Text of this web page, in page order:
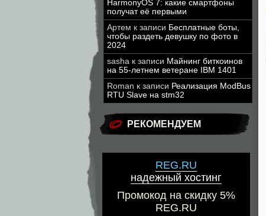
HarmonyOS 7: какие смартфоны
получат её первыми
Артем к записи Бесплатные боты,
чтобы раздеть девушку по фото в
2024
sasha к записи Майнинг биткоинов
на 55-летнем ветеране IBM 1401
Roman к записи Реализация ModBus
RTU Slave на stm32
РЕКОМЕНДУЕМ
REG.RU
надежный хостинг
Промокод на скидку 5%
REG.RU